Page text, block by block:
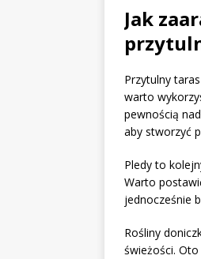
Jak
Przytulny
warto
pewnością
aby stworzyć
Pledy to
Warto
jednocześnie
Rośliny
świeżości.